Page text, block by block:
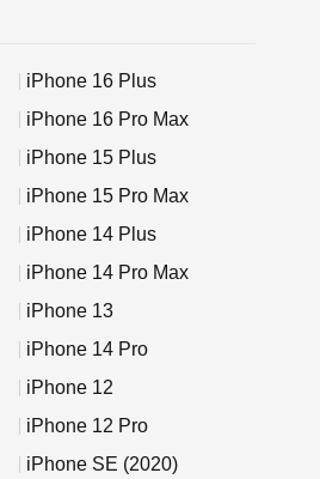
iPhone 16 Plus
iPhone 16 Pro Max
iPhone 15 Plus
iPhone 15 Pro Max
iPhone 14 Plus
iPhone 14 Pro Max
iPhone 13
iPhone 14 Pro
iPhone 12
iPhone 12 Pro
iPhone SE (2020)